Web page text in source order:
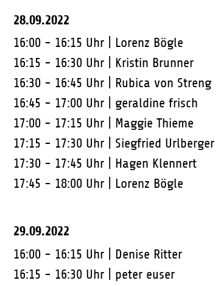
28.09.2022
16:00 - 16:15 Uhr | Lorenz Bögle
16:15 - 16:30 Uhr | Kristin Brunner
16:30 - 16:45 Uhr | Rubica von Streng
16:45 - 17:00 Uhr | geraldine frisch
17:00 - 17:15 Uhr | Maggie Thieme
17:15 - 17:30 Uhr | Siegfried Urlberger
17:30 - 17:45 Uhr | Hagen Klennert
17:45 - 18:00 Uhr | Lorenz Bögle
29.09.2022
16:00 - 16:15 Uhr | Denise Ritter
16:15 - 16:30 Uhr | peter euser